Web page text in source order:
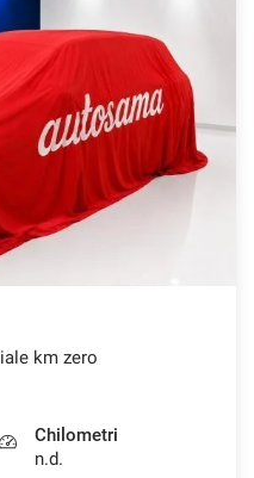
km zero
Chilometri
n.d.